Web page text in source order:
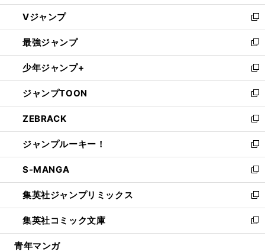
ウ
ィ
ン
ド
ウ
で
開
く
し
い
ウ
ィ
ン
ド
ウ
で
開
く
Vジャンプ
新
し
い
ウ
ィ
ン
ド
ウ
で
開
く
最強ジャンプ
新
し
い
ウ
ィ
ン
ド
ウ
で
開
く
少年ジャンプ+
新
し
い
ウ
ィ
ン
ド
ウ
で
開
く
ジャンプTOON
新
し
い
ウ
ィ
ン
ド
ウ
で
開
く
ZEBRACK
新
し
い
ウ
ィ
ン
ド
ウ
で
開
ジャンプルーキー！
新
し
い
ウ
ィ
ン
ド
ウ
S-MANGA
新
し
い
ウ
ィ
ン
集英社ジャンプリミックス
新
し
い
ウ
集英社コミック文庫
新
し
青年マンガ